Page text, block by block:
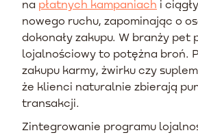
na płatnych kampaniach i
nowego ruchu, zapominając o
dokonały zakupu. W branży pet
lojalnościowy to potężna broń.
zakupu karmy, żwirku czy
że klienci naturalnie zbierają
transakcji.
Zintegrowanie programu